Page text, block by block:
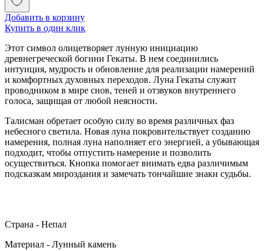
Добавить в корзину
Купить в один клик
Этот символ олицетворяет лунную инициацию
древнегреческой богини Гекаты. В нем соединились
интуиция, мудрость и обновление для реализации намерений
и комфортных духовных переходов. Луна Гекаты служит
проводником в мире снов, теней и отзвуков внутреннего
голоса, защищая от любой неясности.
Талисман обретает особую силу во время различных фаз
небесного светила. Новая луна покровительствует созданию
намерения, полная луна наполняет его энергией, а убывающая
подходит, чтобы отпустить намерение и позволить
осуществиться. Кнопка помогает внимать едва различимым
подсказкам мироздания и замечать тончайшие знаки судьбы.
Страна - Непал
Материал - Лунный камень